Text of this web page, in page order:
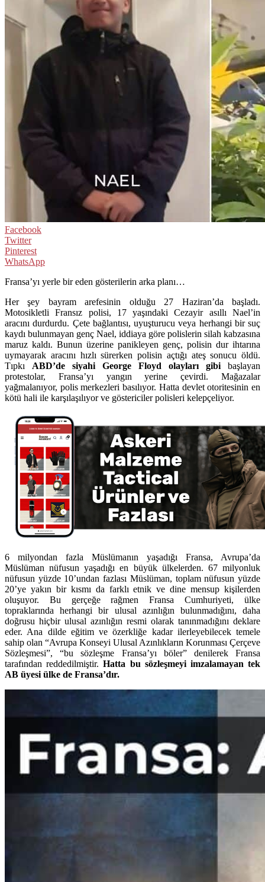
Facebook
Twitter
Pinterest
WhatsApp
Fransa’yı yerle bir eden gösterilerin arka planı…
Her şey bayram arefesinin olduğu 27 Haziran’da başladı.
Motosikletli Fransız polisi, 17 yaşındaki Cezayir asıllı Nael’in
aracını durdurdu. Çete bağlantısı, uyuşturucu veya herhangi bir suç
kaydı bulunmayan genç Nael, iddiaya göre polislerin silah kabzasına
maruz kaldı. Bunun üzerine panikleyen genç, polisin dur ihtarına
uymayarak aracını hızlı sürerken polisin açtığı ateş sonucu öldü.
Tıpkı ABD’de siyahi George Floyd olayları gibi başlayan
protestolar, Fransa’yı yangın yerine çevirdi. Mağazalar
yağmalanıyor, polis merkezleri basılıyor. Hatta devlet otoritesinin en
kötü hali ile karşılaşılıyor ve göstericiler polisleri kelepçeliyor.
6 milyondan fazla Müslümanın yaşadığı Fransa, Avrupa’da
Müslüman nüfusun yaşadığı en büyük ülkelerden. 67 milyonluk
nüfusun yüzde 10’undan fazlası Müslüman, toplam nüfusun yüzde
20’ye yakın bir kısmı da farklı etnik ve dine mensup kişilerden
oluşuyor. Bu gerçeğe rağmen Fransa Cumhuriyeti, ülke
topraklarında herhangi bir ulusal azınlığın bulunmadığını, daha
doğrusu hiçbir ulusal azınlığın resmi olarak tanınmadığını deklare
eder. Ana dilde eğitim ve özerkliğe kadar ilerleyebilecek temele
sahip olan “Avrupa Konseyi Ulusal Azınlıkların Korunması Çerçeve
Sözleşmesi”, “bu sözleşme Fransa’yı böler” denilerek Fransa
tarafından reddedilmiştir.Hatta bu sözleşmeyi imzalamayan tek
AB üyesi ülke de Fransa’dır.